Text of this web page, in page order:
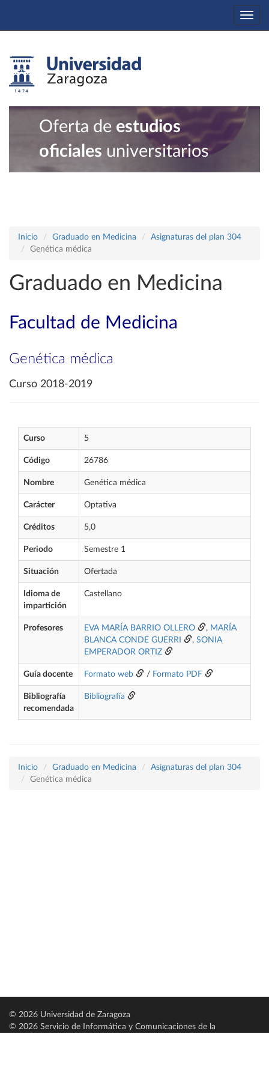
Oferta de estudios
oficiales universitarios
Inicio Graduado en Medicina
Asignaturas del plan 304
Genética médica
Graduado en Medicina
Facultad de Medicina
Genética médica
Curso 2018-2019
Curso 5
Código 26786
Nombre Genética médica
Carácter Optativa
Créditos 5,0
Periodo Semestre 1
Situación Ofertada
Idioma de
impartición
Castellano
Profesores EVA MARÍA BARRIO OLLERO , MARÍA
BLANCA CONDE GUERRI
, SONIA
EMPERADOR ORTIZ
Guía docente Formato web / Formato PDF
Bibliografía
recomendada
Bibliografía
Inicio Graduado en Medicina
Asignaturas del plan 304
Genética médica
© 2026 Universidad de Zaragoza
© 2026 Servicio de Informática y Comunicaciones de la